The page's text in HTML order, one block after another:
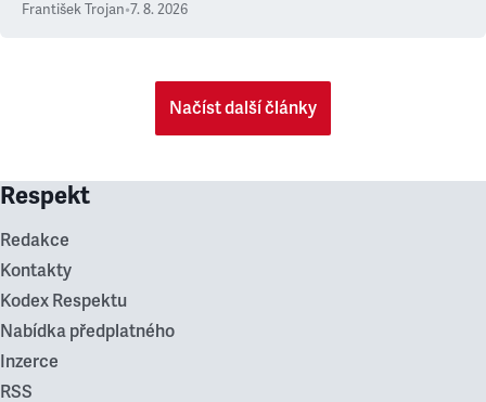
František Trojan•7. 8. 2026
Načíst další články
Respekt
Redakce
Kontakty
Kodex Respektu
Nabídka předplatného
Inzerce
RSS